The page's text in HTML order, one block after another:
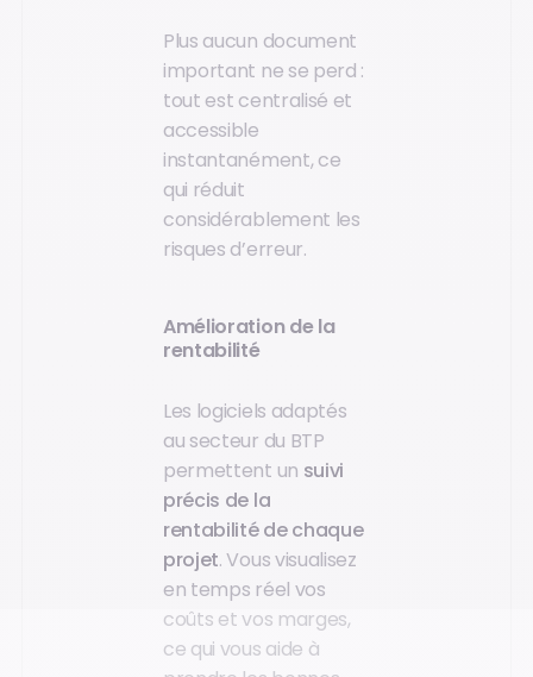
Plus aucun document
important ne se perd :
tout est centralisé et
accessible
instantanément, ce
qui réduit
considérablement les
risques d’erreur.
Amélioration de la
rentabilité
Les logiciels adaptés
au secteur du BTP
permettent un suivi
précis de la
rentabilité de chaque
projet. Vous visualisez
en temps réel vos
coûts et vos marges,
ce qui vous aide à